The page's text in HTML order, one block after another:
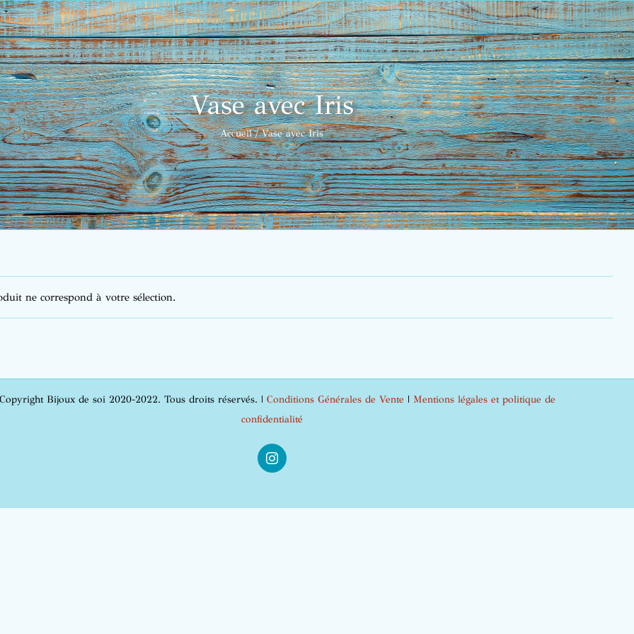
Vase avec Iris
Accueil Vase avec Iris
ne correspond à votre sélection.
Bijoux de soi 2020-2022. Tous droits réservés. | Conditions Générales de Vente | Mentions légales et politique de
confidentialité
Instagram